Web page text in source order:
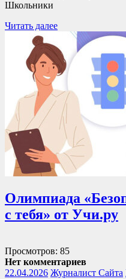
Школьники
Читать далее
Олимпиада
с тебя» от Учи.ру
Просмотров: 85
Нет комментариев
22.04.2026 Журналист Сайта